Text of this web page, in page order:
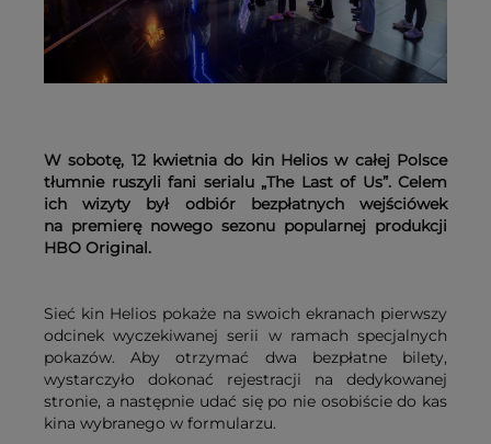
W sobotę, 12 kwietnia do kin Helios w całej Polsce
tłumnie ruszyli fani serialu „The Last of Us”. Celem
ich wizyty był odbiór bezpłatnych wejściówek
na premierę nowego sezonu popularnej produkcji
HBO Original.
Sieć kin Helios pokaże na swoich ekranach pierwszy
odcinek wyczekiwanej serii w ramach specjalnych
pokazów. Aby otrzymać dwa bezpłatne bilety,
wystarczyło dokonać rejestracji na dedykowanej
stronie, a następnie udać się po nie osobiście do kas
kina wybranego w formularzu.